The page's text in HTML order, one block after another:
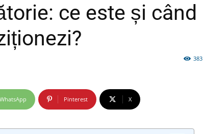
comunicate
ce este și când
383
WhatsApp Pinterest X